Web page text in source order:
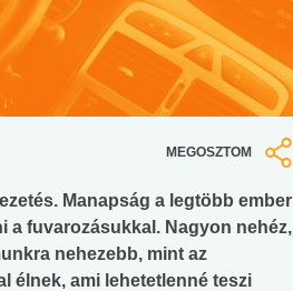
MEGOSZTOM
Manapság a legtöbb ember
a fuvarozásukkal. Nagyon nehéz,
nehezebb, mint az
élnek, ami lehetetlenné teszi